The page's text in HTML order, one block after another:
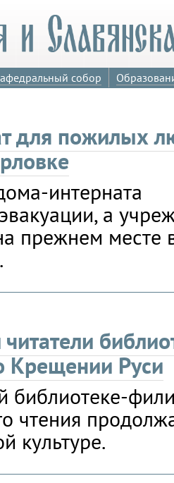
собор
для пожилых
интерната
а
прежнем месте
Крещении Руси
библиотеке-
чтения
культуре.